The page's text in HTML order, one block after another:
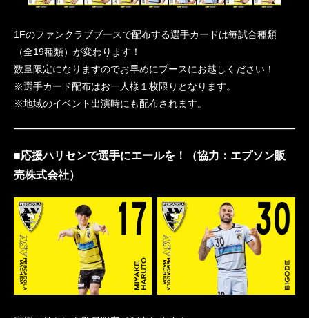
1Fのファンクラブブースで配布する選手カードは毎試合種類
（全19種類）が変わります！
数量限定になりますのでお早めにブースにお越しください！
※選手カード配布はお一人様１枚限りとなります。
※地域のイベント出演時にも配布されます。
■応援ハリセンで選手にエールを！（協力：エプソン販
売株式会社）